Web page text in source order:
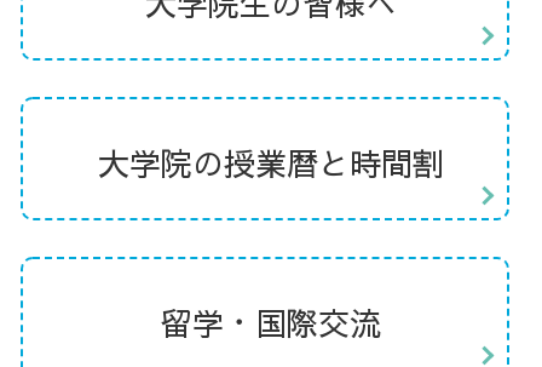
大学院の授業暦と時間割
留学・国際交流